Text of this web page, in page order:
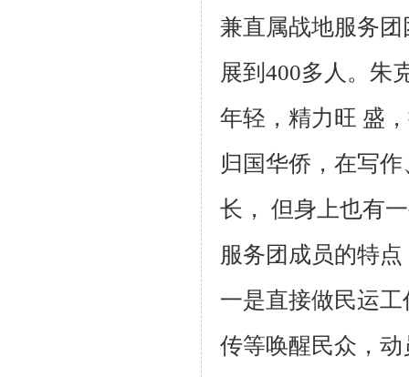
兼直属战地服务
展到 400多人。朱
年轻，精力旺 盛
归国华侨，在写
长， 但身上也有
服务团成员的特
一是直接做民运
传等唤醒民众，